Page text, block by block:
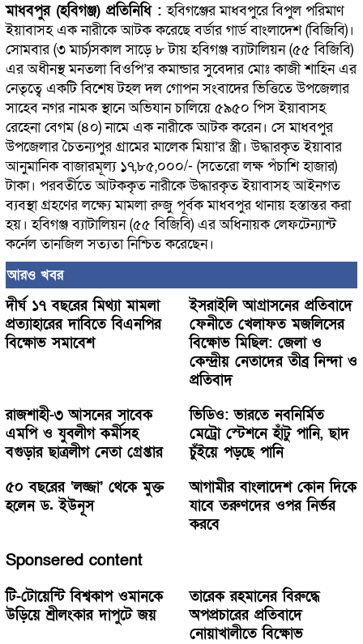
মাধবপুর (হবিগঞ্জ) প্রতিনিধি :হবিগঞ্জের মাধবপুরে বিপুল পরিমাণ
ইয়াবাসহ এক নারীকে আটক করেছে বর্ডার গার্ড বাংলাদেশ (বিজিবি)।
সোমবার (৩ মার্চ)সকাল সাড়ে ৮ টায় হবিগঞ্জ ব্যাটালিয়ন (৫৫ বিজিবি)
এর অধীনস্থ মনতলা বিওপি’র কমান্ডার সুবেদার মোঃ কাজী শাহিন এর
নেতৃত্বে একটি বিশেষ টহল দল গোপন সংবাদের ভিত্তিতে উপজেলার
সাহেব নগর নামক স্থানে অভিযান চালিয়ে ৫৯৫০ পিস ইয়াবাসহ
রেহেনা বেগম (৪০) নামে এক নারীকে আটক করেন। সে মাধবপুর
উপজেলার চৈতন্যপুর গ্রামের মালেক মিয়া’র স্ত্রী। উদ্ধারকৃত ইয়াবার
আনুমানিক বাজারমূল্য ১৭,৮৫,০০০/- (সতেরো লক্ষ পঁচাশি হাজার)
টাকা। পরবর্তীতে আটককৃত নারীকে উদ্ধারকৃত ইয়াবাসহ আইনগত
ব্যবস্থা গ্রহণের লক্ষ্যে মামলা রুজু পূর্বক মাধবপুর থানায় হস্তান্তর করা
হয়। হবিগঞ্জ ব্যাটালিয়ন (৫৫ বিজিবি) এর অধিনায়ক লেফটেন্যান্ট
কর্নেল তানজিল সত্যতা নিশ্চিত করেছেন।
আরও খবর
দীর্ঘ ১৭ বছরের মিথ্যা মামলা
প্রত্যাহারের দাবিতে বিএনপির
বিক্ষোভ সমাবেশ
ইসরাইলি আগ্রাসনের প্রতিবাদে
ফেনীতে খেলাফত মজলিসের
বিক্ষোভ মিছিল: জেলা ও
কেন্দ্রীয় নেতাদের তীব্র নিন্দা ও
প্রতিবাদ
রাজশাহী-৩ আসনের সাবেক
এমপি ও যুবলীগ কর্মীসহ
বগুড়ার ছাত্রলীগ নেতা গ্রেপ্তার
ভিডিও: ভারতে নবনির্মিত
মেট্রো স্টেশনে হাঁটু পানি, ছাদ
চুঁইয়ে পড়ছে পানি
৫০ বছরের ‘লজ্জা’ থেকে মুক্ত
হলেন ড. ইউনূস
আগামীর বাংলাদেশ কোন দিকে
যাবে তরুণদের ওপর নির্ভর
করবে
Sponsered content
টি-টোয়েন্টি বিশ্বকাপ ওমানকে
উড়িয়ে শ্রীলংকার দাপুটে জয়
তারেক রহমানের বিরুদ্ধে
অপপ্রচারের প্রতিবাদে
নোয়াখালীতে বিক্ষোভ